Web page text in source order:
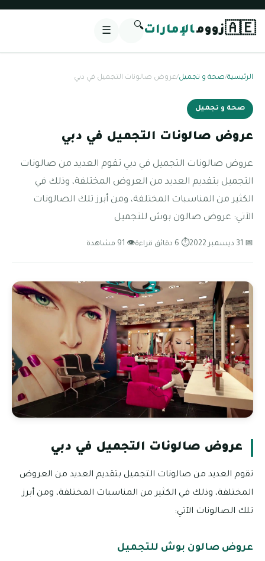
🇦🇪زوومالإمارات🔍
☰
الرئيسية/صحة و تجميل/عروض صالونات التجميل في دبي
صحة و تجميل
عروض صالونات التجميل في دبي
عروض صالونات التجميل في دبي تقوم العديد من صالونات
التجميل بتقديم العديد من العروض المختلفة، وذلك في
الكثير من المناسبات المختلفة، ومن أبرز تلك الصالونات
الآتي: عروض صالون بوش للتجميل
📅 31 ديسمبر 2022 ⏱ 6 دقائق قراءة 👁 91 مشاهدة
عروض صالونات التجميل في دبي
تقوم العديد من صالونات التجميل بتقديم العديد من العروض
المختلفة، وذلك في الكثير من المناسبات المختلفة، ومن أبرز
تلك الصالونات الآتي:
عروض صالون بوش للتجميل